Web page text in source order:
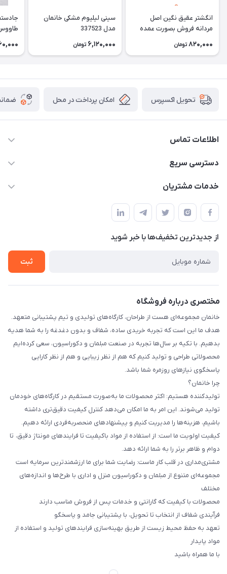
انگشتر عقیق نگین اصل
مردانه فروش بصورت عمده
3عدد هست فروش بصورت
820,000 تومان
سینی لیلیوم مشکی خانمان
مدل 337523
6,120,000 تومان
تحویل اکسپرس امکان پرداخت در محل
اطلاعات تماس
09124780957
دسترسی سریع
حساب کاربری
لیست محصولات
درباره ما
خدمات مشتریان
قوانین و مقررات
حریم خصوصی
راهنما
از جدید‌ترین تخفیف‌ها با‌ خبر شوید
ثبت
مختصری درباره فروشگاه
خانمان مجموعه‌ای هست از طراحان، کارگاه‌های تولیدی و تیم پشتیبانی متعهد.
هدف ما این است که تجربه خریدی ساده، شفاف و بدون دغدغه را به شما هدیه
بدهیم. با تکیه بر سال‌ها تجربه در صنعت مبلمان و دکوراسیون، سعی کرده‌ایم
محصولاتی طراحی و تولید کنیم که هم از نظر زیبایی و هم از نظر کارایی
پاسخگوی نیازهای روزمره شما باشد.
چرا خانمان؟
تولیدکننده هستیم: اکثر محصولات ما به‌صورت مستقیم در کارگاه‌های خودمان
تولید می‌شوند. این امر به ما امکان می‌دهد کنترل کیفیت دقیق‌تری داشته
باشیم، هزینه‌ها را مدیریت کنیم و پیشنهادهای منحصربه‌فردی ارائه دهیم.
کیفیت اولویت ما است: از استفاده از مواد باکیفیت تا فرایندهای مونتاژ دقیق، تا
دوام و ظاهر برتر را به شما ارائه دهد.
مشتری‌مداری در قلب کار ماست: رضایت شما برای ما ارزشمندترین سرمایه است
مجموعه‌ای متنوع از مبلمان و دکوراسیون منزل و اداری با طرح‌ها و اندازه‌های
مختلف
محصولات با کیفیت که گارانتی و خدمات پس از فروش مناسب دارند
فرآیندی شفاف از انتخاب تا تحویل، با پشتیبانی جامد و پاسخگو
تعهد به حفظ محیط زیست از طریق بهینه‌سازی فرایندهای تولید و استفاده از
مواد پایدار
با ما همراه باشید